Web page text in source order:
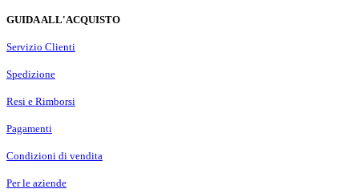
GUIDA ALL'ACQUISTO
Servizio Clienti
Spedizione
Resi e Rimborsi
Pagamenti
Condizioni di vendita
Per le aziende